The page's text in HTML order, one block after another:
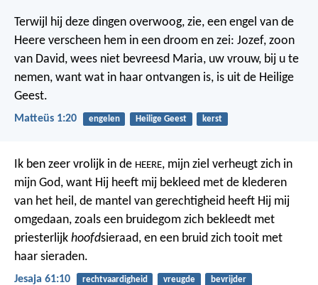
Terwijl hij deze dingen overwoog, zie, een engel van de
Heere verscheen hem in een droom en zei: Jozef, zoon
van David, wees niet bevreesd Maria, uw vrouw, bij u te
nemen, want wat in haar ontvangen is, is uit de Heilige
Geest.
Matteüs 1:20 engelen Heilige Geest kerst
Ik ben zeer vrolijk in de HEERE, mijn ziel verheugt zich in
mijn God, want Hij heeft mij bekleed met de klederen
van het heil, de mantel van gerechtigheid heeft Hij mij
omgedaan, zoals een bruidegom zich bekleedt met
priesterlijk hoofdsieraad, en een bruid zich tooit met
haar sieraden.
Jesaja 61:10 rechtvaardigheid vreugde bevrijder